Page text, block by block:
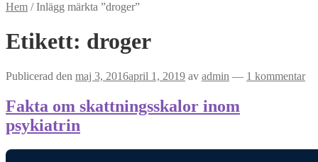
Hem /Inlägg märkta ”droger”
Etikett: droger
Publicerad den maj 3, 2016april 1, 2019 av admin — 1 kommentar
Fakta om skattningsskalor inom
psykiatrin